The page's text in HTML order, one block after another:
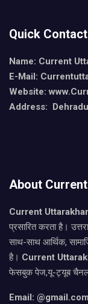
Quick Contact
Name: Current
E-Mail:
Website:
Address:
About
Current
प्रसारित करता है।
साथ-साथ आर्थिक,
है। Current
फेसबुक पेज,यू-ट्यूब
Email: @gmail.com